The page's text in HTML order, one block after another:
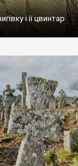
і її цвинтар